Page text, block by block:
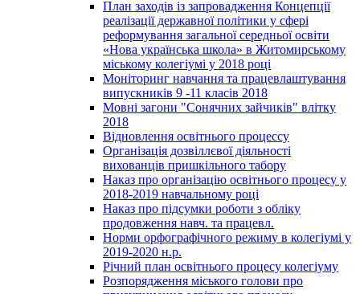
План заходів із запровадження Концепції
реалізації державної політики у сфері
реформування загальної середньої освіти
«Нова українська школа» в Житомирському
міському колегіумі у 2018 році
Моніторинг навчання та працевлаштування
випускників 9 -11 класів 2018
Мовні загони "Сонячних зайчиків" влітку
2018
Відновлення освітнього процессу
Організація дозвіллєвої діяльності
вихованців пришкільного табору
Наказ про організацію освітнього процесу у
2018-2019 навчальному році
Наказ про підсумки роботи з обліку
продовження навч. та працевл.
Норми орфографічного режиму в колегіумі у
2019-2020 н.р.
Річний план освітнього процесу колегіуму
Розпорядження міського голови про